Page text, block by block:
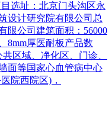
选址：北京门头沟区永
设计研究院有限公司总
限公司建筑面积：56000
8mm厚医耐板产品数
区域、净化区、门诊、
面等国家心血管病中心
院西院区)，